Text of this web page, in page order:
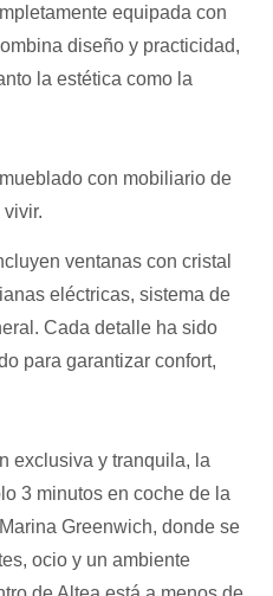
equipada con
diseño y practicidad,
la estética como la
con mobiliario de
ventanas con cristal
eléctricas, sistema de
Cada detalle ha sido
para garantizar confort,
exclusiva y tranquila, la
3 minutos en coche de la
Greenwich, donde se
ocio y un ambiente